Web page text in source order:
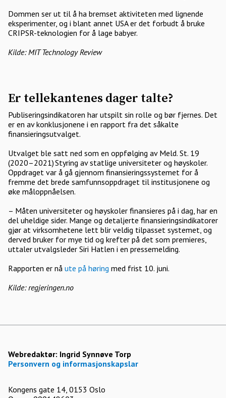
Dommen ser ut til å ha bremset aktiviteten med lignende
eksperimenter, og i blant annet USA er det forbudt å bruke
CRIPSR-teknologien for å lage babyer.
Kilde: MIT Technology Review
Er tellekantenes dager talte?
Publiseringsindikatoren har utspilt sin rolle og bør fjernes. Det
er en av konklusjonene i en rapport fra det såkalte
finansieringsutvalget.
Utvalget ble satt ned som en oppfølging av Meld. St. 19
(2020–2021) Styring av statlige universiteter og høyskoler.
Oppdraget var å gå gjennom finansieringssystemet for å
fremme det brede samfunnsoppdraget til institusjonene og
øke måloppnåelsen.
– Måten universiteter og høyskoler finansieres på i dag, har en
del uheldige sider. Mange og detaljerte finansieringsindikatorer
gjør at virksomhetene lett blir veldig tilpasset systemet, og
derved bruker for mye tid og krefter på det som premieres,
uttaler utvalgsleder Siri Hatlen i en pressemelding.
Rapporten er nå ute på høring med frist 10. juni.
Kilde: regjeringen.no
Webredaktør: Ingrid Synnøve Torp
Personvern og informasjonskapslar
Kongens gate 14, 0153 Oslo